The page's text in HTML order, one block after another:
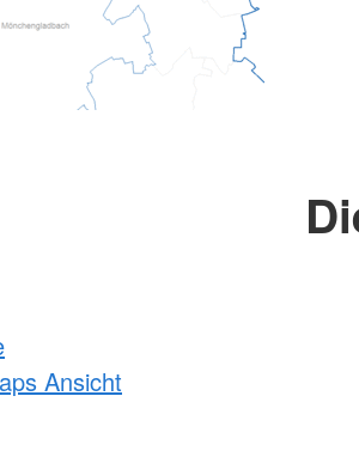
Ansicht